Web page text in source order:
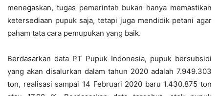
menegaskan, tugas pemerintah bukan hanya memastikan
ketersediaan pupuk saja, tetapi juga mendidik petani agar
paham tata cara pemupukan yang baik.
Berdasarkan data PT Pupuk Indonesia, pupuk bersubsidi
yang akan disalurkan dalam tahun 2020 adalah 7.949.303
ton, realisasi sampai 14 Februari 2020 baru 1.430.875 ton